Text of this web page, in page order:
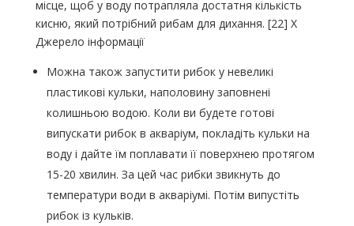
місце, щоб у воду потрапляла достатня кількість
кисню, який потрібний рибам для дихання. [22] X
Джерело інформації
Можна також запустити рибок у невеликі
пластикові кульки, наполовину заповнені
колишньою водою. Коли ви будете готові
випускати рибок в акваріум, покладіть кульки на
воду і дайте їм поплавати її поверхнею протягом
15-20 хвилин. За цей час рибки звикнуть до
температури води в акваріумі. Потім випустіть
рибок із кульків.